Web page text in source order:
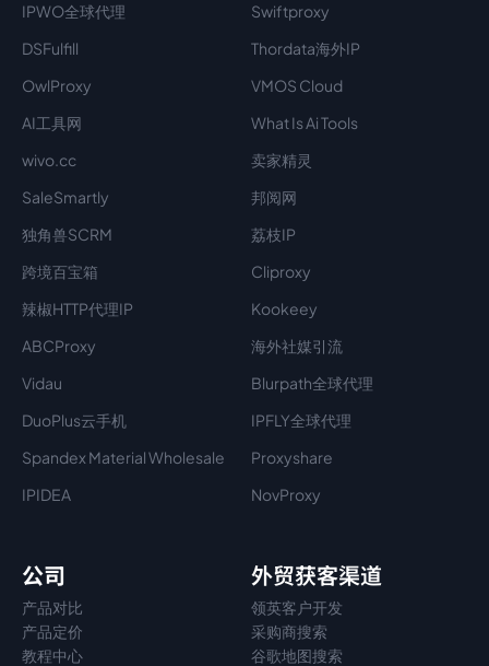
IPWO全球代理
Swiftproxy
DSFulfill
Thordata海外IP
OwlProxy
VMOS Cloud
AI工具网
What Is Ai Tools
wivo.cc
卖家精灵
SaleSmartly
邦阅网
独角兽SCRM
荔枝IP
跨境百宝箱
Cliproxy
辣椒HTTP代理IP
Kookeey
ABCProxy
海外社媒引流
Vidau
Blurpath全球代理
DuoPlus云手机
IPFLY全球代理
Spandex Material Wholesale​
Proxyshare
IPIDEA
NovProxy
公司
产品对比
产品定价
教程中心
外贸获客渠道
领英客户开发
采购商搜索
谷歌地图搜索